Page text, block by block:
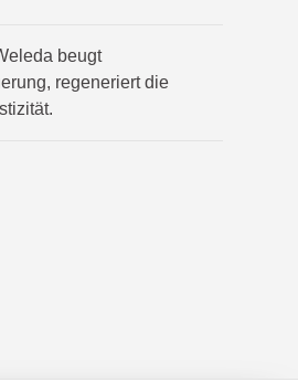
beugt
regeneriert die